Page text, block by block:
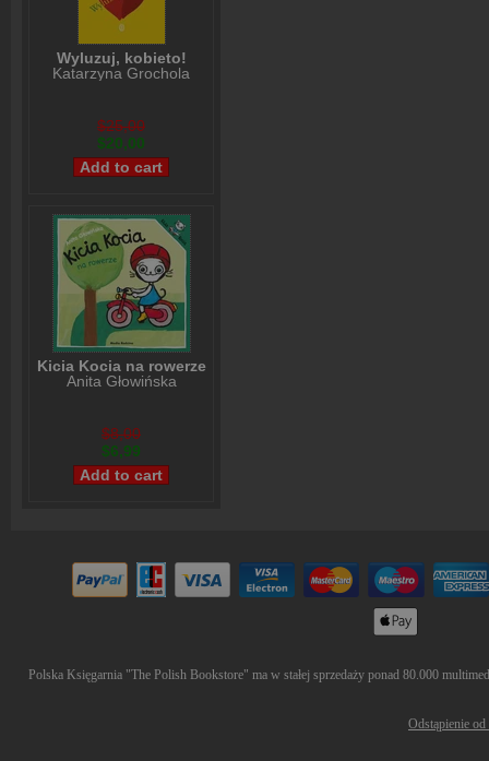
Wyluzuj, kobieto!
Katarzyna Grochola
$25,00
$20,00
Kicia Kocia na rowerze
Anita Głowińska
$8,00
$6,99
Polska Księgarnia "The Polish Bookstore" ma w stałej sprzedaży ponad 80.000
Odstąpienie